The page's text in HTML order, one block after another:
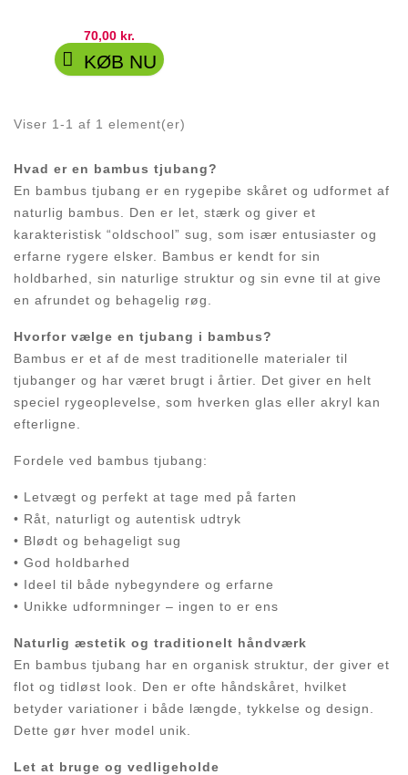
70,00 kr.
 KØB NU
Viser 1-1 af 1 element(er)
Hvad er en bambus tjubang?
En bambus tjubang er en rygepibe skåret og udformet af
naturlig bambus. Den er let, stærk og giver et
karakteristisk “oldschool” sug, som især entusiaster og
erfarne rygere elsker. Bambus er kendt for sin
holdbarhed, sin naturlige struktur og sin evne til at give
en afrundet og behagelig røg.
Hvorfor vælge en tjubang i bambus?
Bambus er et af de mest traditionelle materialer til
tjubanger og har været brugt i årtier. Det giver en helt
speciel rygeoplevelse, som hverken glas eller akryl kan
efterligne.
Fordele ved bambus tjubang:
• Letvægt og perfekt at tage med på farten
• Råt, naturligt og autentisk udtryk
• Blødt og behageligt sug
• God holdbarhed
• Ideel til både nybegyndere og erfarne
• Unikke udformninger – ingen to er ens
Naturlig æstetik og traditionelt håndværk
En bambus tjubang har en organisk struktur, der giver et
flot og tidløst look. Den er ofte håndskåret, hvilket
betyder variationer i både længde, tykkelse og design.
Dette gør hver model unik.
Let at bruge og vedligeholde